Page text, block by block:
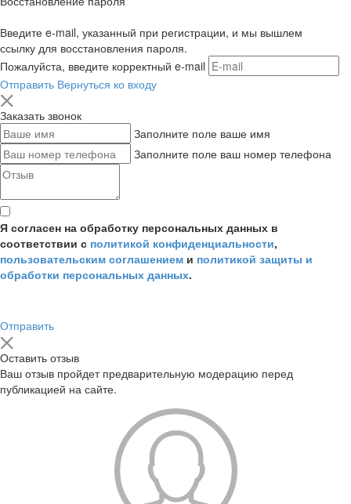
Введите e-mail, указанный при регистрации, и мы вышлем
ссылку для восстановления пароля.
Пожалуйста, введите корректный e-mail
Отправить Вернуться ко входу
Заказать звонок
Заполните поле ваше имя
Заполните поле ваш номер телефона
Я согласен на обработку персональных данных в
соответствии с политикой конфиденциальности,
пользовательским соглашением и политикой защиты и
обработки персональных данных.
Отправить
Оставить отзыв
Ваш отзыв пройдет предварительную модерацию перед
публикацией на сайте.